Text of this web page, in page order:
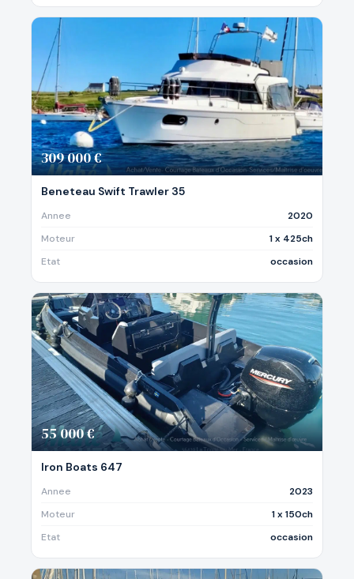
309 000 €
Beneteau Swift Trawler 35
Annee
2020
Moteur
1 x 425ch
Etat
occasion
55 000 €
Iron Boats 647
Annee
2023
Moteur
1 x 150ch
Etat
occasion